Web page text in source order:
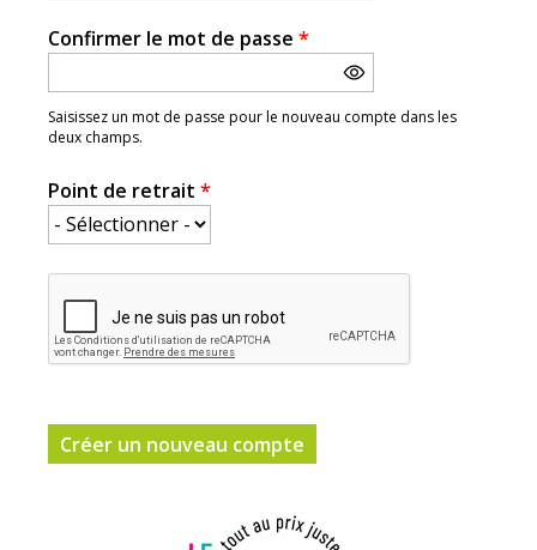
Confirmer le mot de passe *
Saisissez un mot de passe pour le nouveau compte dans les
deux champs.
Point de retrait *